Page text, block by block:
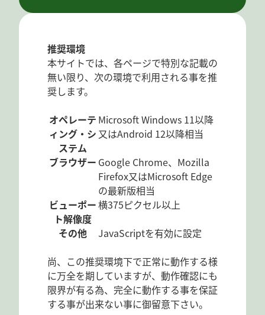
推奨環境
本サイトでは、各ページで特別な記載の
無い限り、次の環境で利用される事を推
奨します。
オペレーテ
ィング・シ
ステム
Microsoft Windows 11以降
又はAndroid 12以降相当
ブラウザー Google Chrome、Mozilla
Firefox又はMicrosoft Edge
の最新版相当
ビューポー
ト解像度
横375ピクセル以上
その他
JavaScriptを有効に設定
尚、この推奨環境下で正常に動作する様
に万全を期していますが、動作確認にも
限界が有る為、完全に動作する事を保証
する事が出来ない事に御留意下さい。